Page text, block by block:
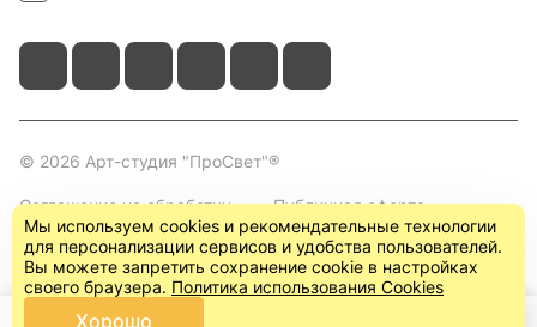
© 2026 Арт-студия "ПроСвет"®
Соглашение на обработку
персональных данных
Публичная оферта
(пользовательское
соглашение)
Мы используем cookies и рекомендательные технологии
для персонализации сервисов и удобства пользователей.
Вы можете запретить сохранение cookie в настройках
своего браузера. Политика использования Cookies
Хорошо